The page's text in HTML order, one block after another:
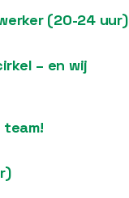
(20-24 uur)
– en wij
team!